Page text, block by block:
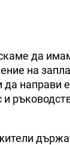
да
на
направи
и